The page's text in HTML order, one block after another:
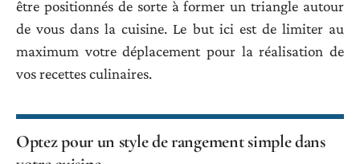
être positionnés de sorte à former un triangle autour
de vous dans la cuisine. Le but ici est de limiter au
maximum votre déplacement pour la réalisation de
vos recettes culinaires.
Optez pour un style de rangement simple dans